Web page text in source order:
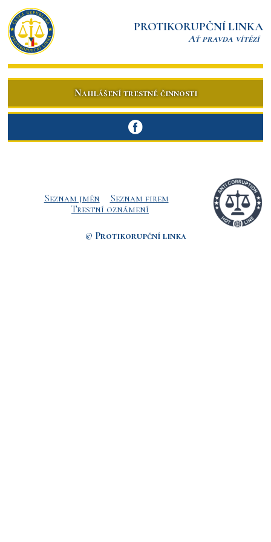
PROTIKORUPČNÍ LINKA
Ať pravda vítězí
Nahlášení trestné činnosti
Seznam jmén
Seznam firem
Trestní oznámení
© Protikorupční linka